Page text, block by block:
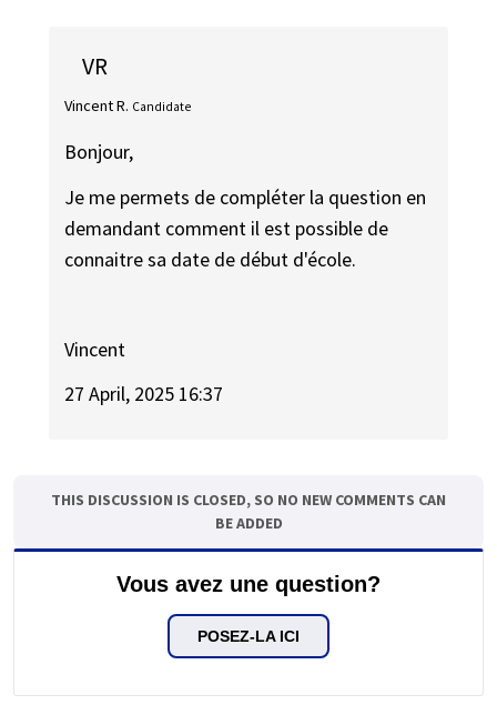
VR
Vincent R. Candidate
Bonjour,
Je me permets de compléter la question en
demandant comment il est possible de
connaitre sa date de début d'école.
Vincent
27 April, 2025 16:37
THIS DISCUSSION IS CLOSED, SO NO NEW COMMENTS CAN
BE ADDED
Vous avez une question?
POSEZ-LA ICI